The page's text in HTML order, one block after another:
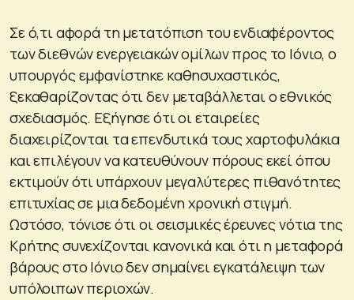
Σε ό,τι αφορά τη μετατόπιση του ενδιαφέροντος
των διεθνών ενεργειακών ομίλων προς το Ιόνιο, ο
υπουργός εμφανίστηκε καθησυχαστικός,
ξεκαθαρίζοντας ότι δεν μεταβάλλεται ο εθνικός
σχεδιασμός. Εξήγησε ότι οι εταιρείες
διαχειρίζονται τα επενδυτικά τους χαρτοφυλάκια
και επιλέγουν να κατευθύνουν πόρους εκεί όπου
εκτιμούν ότι υπάρχουν μεγαλύτερες πιθανότητες
επιτυχίας σε μια δεδομένη χρονική στιγμή.
Ωστόσο, τόνισε ότι οι σεισμικές έρευνες νότια της
Κρήτης συνεχίζονται κανονικά και ότι η μεταφορά
βάρους στο Ιόνιο δεν σημαίνει εγκατάλειψη των
υπόλοιπων περιοχών.